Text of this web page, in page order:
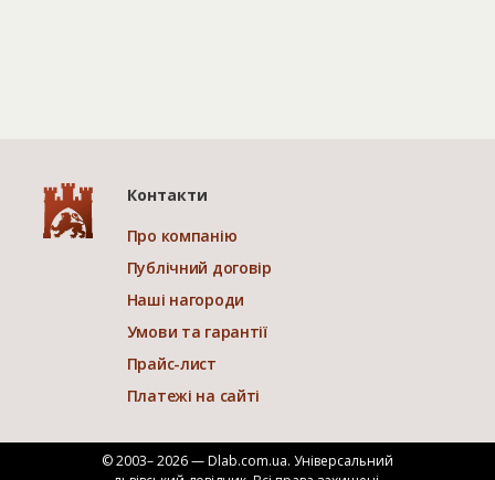
Контакти
Про компанію
Публічний договір
Наші нагороди
Умови та гарантії
Прайс-лист
Платежі на сайті
© 2003– 2026 — Dlab.com.ua. Універсальний